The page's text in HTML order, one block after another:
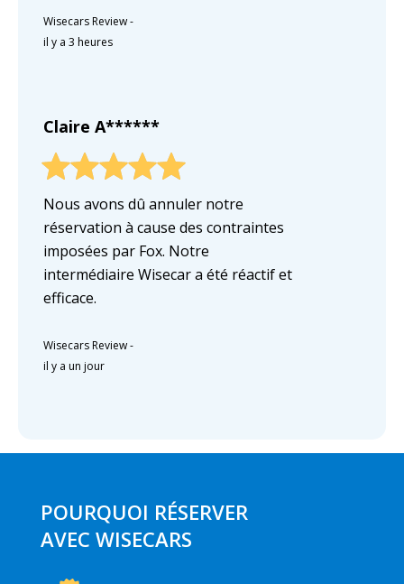
Wisecars Review-
il y a 3 heures
Claire A******
Nous avons dû annuler notre
réservation à cause des contraintes
imposées par Fox. Notre
intermédiaire Wisecar a été réactif et
efficace.
Wisecars Review-
il y a un jour
POURQUOI RÉSERVER
AVEC WISECARS